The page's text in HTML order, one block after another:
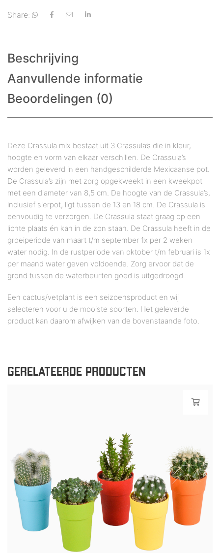
Share:
Beschrijving
Aanvullende informatie
Beoordelingen (0)
Deze Crassula mix bestaat uit 3 Crassula’s die in kleur,
hoogte en vorm van elkaar verschillen. De Crassula’s
worden geleverd in een handgeschilderde Mexicaanse pot.
De Crassula’s zijn met zorg opgekweekt in een kweekpot
met een diameter van 8,5 cm. De hoogte van de Crassula’s,
inclusief sierpot, ligt tussen de 13 en 18 cm. De Crassula is
eenvoudig te verzorgen. De Crassula staat graag op een
lichte plaats én kan in de zon staan. De Crassula heeft in de
groeiperiode van maart t/m september 1x per 2 weken
water nodig. In de rustperiode van oktober t/m februari is 1x
per maand water geven voldoende. Zorg ervoor dat de
grond tussen de waterbeurten goed is uitgedroogd.
Een cactus/vetplant is een seizoensproduct en wij
selecteren voor u de mooiste soorten. Het geleverde
product kan daarom afwijken van de bovenstaande foto.
GERELATEERDE PRODUCTEN